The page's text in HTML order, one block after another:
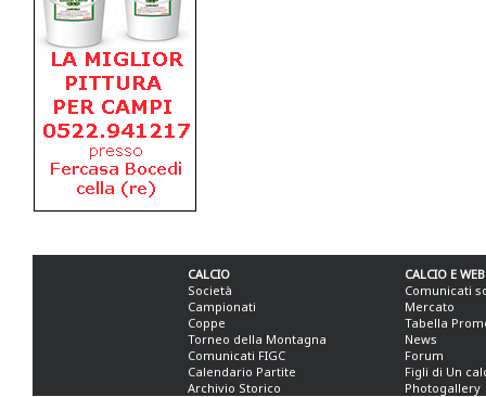
CALCIO
Società
Campionati
Coppe
Torneo della Montagna
Comunicati FIGC
Calendario Partite
Archivio Storico
CALCIO E WEB
Comunicati
Mercato
Tabella
News
Forum
Figli di Un
Photogallery